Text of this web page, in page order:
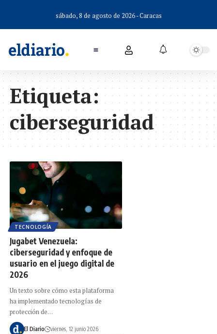
sábado, 8 de agosto de 2026 - Caracas
Etiqueta:
ciberseguridad
TECNOLOGÍA
Jugabet Venezuela:
ciberseguridad y enfoque de
usuario en el juego digital de
2026
Un texto sobre cómo esta plataforma
ha implementado tecnologías de
protección de…
El Diario viernes, 12 junio 2026